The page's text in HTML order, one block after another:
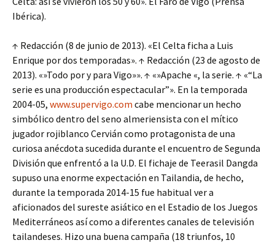
Ibérica).
↑ Redacción (8 de junio de 2013). «El Celta ficha a Luis
Enrique por dos temporadas». ↑ Redacción (23 de agosto de
2013). «»Todo por y para Vigo»». ↑ «»Apache «, la serie. ↑ «“La
serie es una producción espectacular”». En la temporada
2004-05, www.supervigo.com cabe mencionar un hecho
simbólico dentro del seno almeriensista con el mítico
jugador rojiblanco Cervián como protagonista de una
curiosa anécdota sucedida durante el encuentro de Segunda
División que enfrentó a la U.D. El fichaje de Teerasil Dangda
supuso una enorme expectación en Tailandia, de hecho,
durante la temporada 2014-15 fue habitual ver a
aficionados del sureste asiático en el Estadio de los Juegos
Mediterráneos así como a diferentes canales de televisión
tailandeses. Hizo una buena campaña (18 triunfos, 10